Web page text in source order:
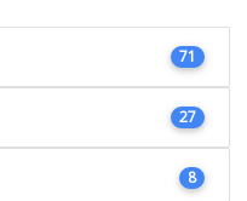
71
27
8